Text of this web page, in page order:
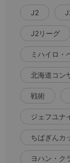
J2
J2リーグ
ミハイロ・
北海道コン
戦術
ジェフユナ
ちばぎんカ
ヨハン・ク